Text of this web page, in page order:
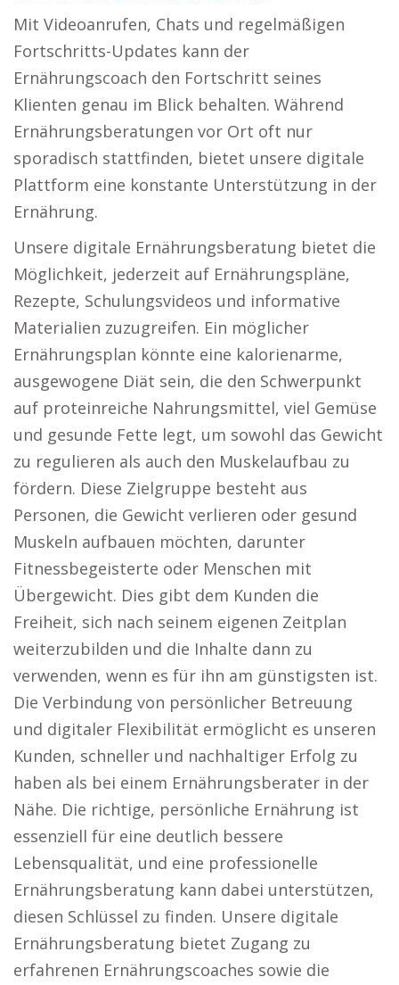
Mit Videoanrufen, Chats und regelmäßigen
Fortschritts-Updates kann der
Ernährungscoach den Fortschritt seines
Klienten genau im Blick behalten. Während
Ernährungsberatungen vor Ort oft nur
sporadisch stattfinden, bietet unsere digitale
Plattform eine konstante Unterstützung in der
Ernährung.
Unsere digitale Ernährungsberatung bietet die
Möglichkeit, jederzeit auf Ernährungspläne,
Rezepte, Schulungsvideos und informative
Materialien zuzugreifen. Ein möglicher
Ernährungsplan könnte eine kalorienarme,
ausgewogene Diät sein, die den Schwerpunkt
auf proteinreiche Nahrungsmittel, viel Gemüse
und gesunde Fette legt, um sowohl das Gewicht
zu regulieren als auch den Muskelaufbau zu
fördern. Diese Zielgruppe besteht aus
Personen, die Gewicht verlieren oder gesund
Muskeln aufbauen möchten, darunter
Fitnessbegeisterte oder Menschen mit
Übergewicht. Dies gibt dem Kunden die
Freiheit, sich nach seinem eigenen Zeitplan
weiterzubilden und die Inhalte dann zu
verwenden, wenn es für ihn am günstigsten ist.
Die Verbindung von persönlicher Betreuung
und digitaler Flexibilität ermöglicht es unseren
Kunden, schneller und nachhaltiger Erfolg zu
haben als bei einem Ernährungsberater in der
Nähe. Die richtige, persönliche Ernährung ist
essenziell für eine deutlich bessere
Lebensqualität, und eine professionelle
Ernährungsberatung kann dabei unterstützen,
diesen Schlüssel zu finden. Unsere digitale
Ernährungsberatung bietet Zugang zu
erfahrenen Ernährungscoaches sowie die